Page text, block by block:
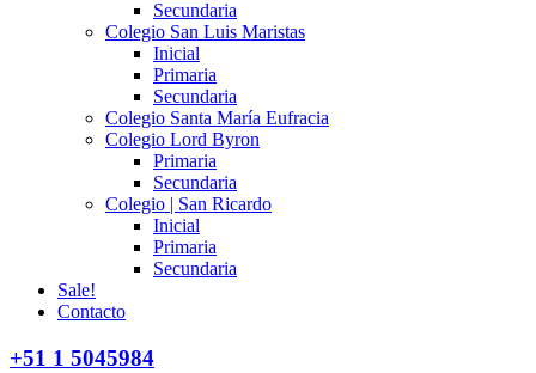
Secundaria
Colegio San Luis Maristas
Inicial
Primaria
Secundaria
Colegio Santa María Eufracia
Colegio Lord Byron
Primaria
Secundaria
Colegio | San Ricardo
Inicial
Primaria
Secundaria
Sale!
Contacto
+51 1 5045984